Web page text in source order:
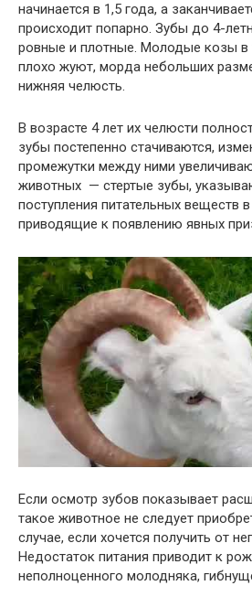
начинается в 1,5 года, а
происходит попарно. Зубы до 4-
ровные и плотные. Молодые козы в
плохо жуют, морда небольших
нижняя челюсть.
В возрасте 4 лет их челюсти
зубы постепенно стачиваются,
промежутки между ними
животных — стертые зубы,
поступления питательных веществ
приводящие к появлению явных
Если осмотр зубов показывает
такое животное не следует
случае, если хочется получить от
Недостаток питания приводит к
неполноценного молодняка,